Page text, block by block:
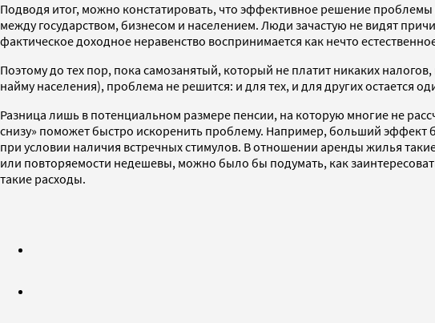
Подводя итог, можно констатировать, что эффективное решение
между государством, бизнесом и населением. Люди зачастую не видят
фактическое доходное неравенство воспринимается как нечто
Поэтому до тех пор, пока самозанятый, который не платит никаких
найму населения), проблема не решится: и для тех, и для других остается
Разница лишь в потенциальном размере пенсии, на которую многие не
снизу» поможет быстро искоренить проблему. Например, больший
при условии наличия встречных стимулов. В отношении аренды жилья
или повторяемости недешевы, можно было бы подумать, как
такие расходы.